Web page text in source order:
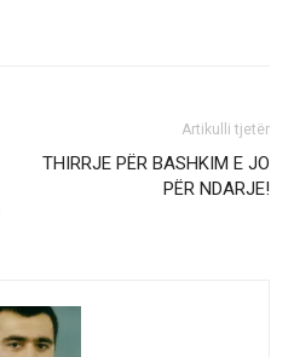
Artikulli tjetër
THIRRJE PËR BASHKIM E JO
PËR NDARJE!